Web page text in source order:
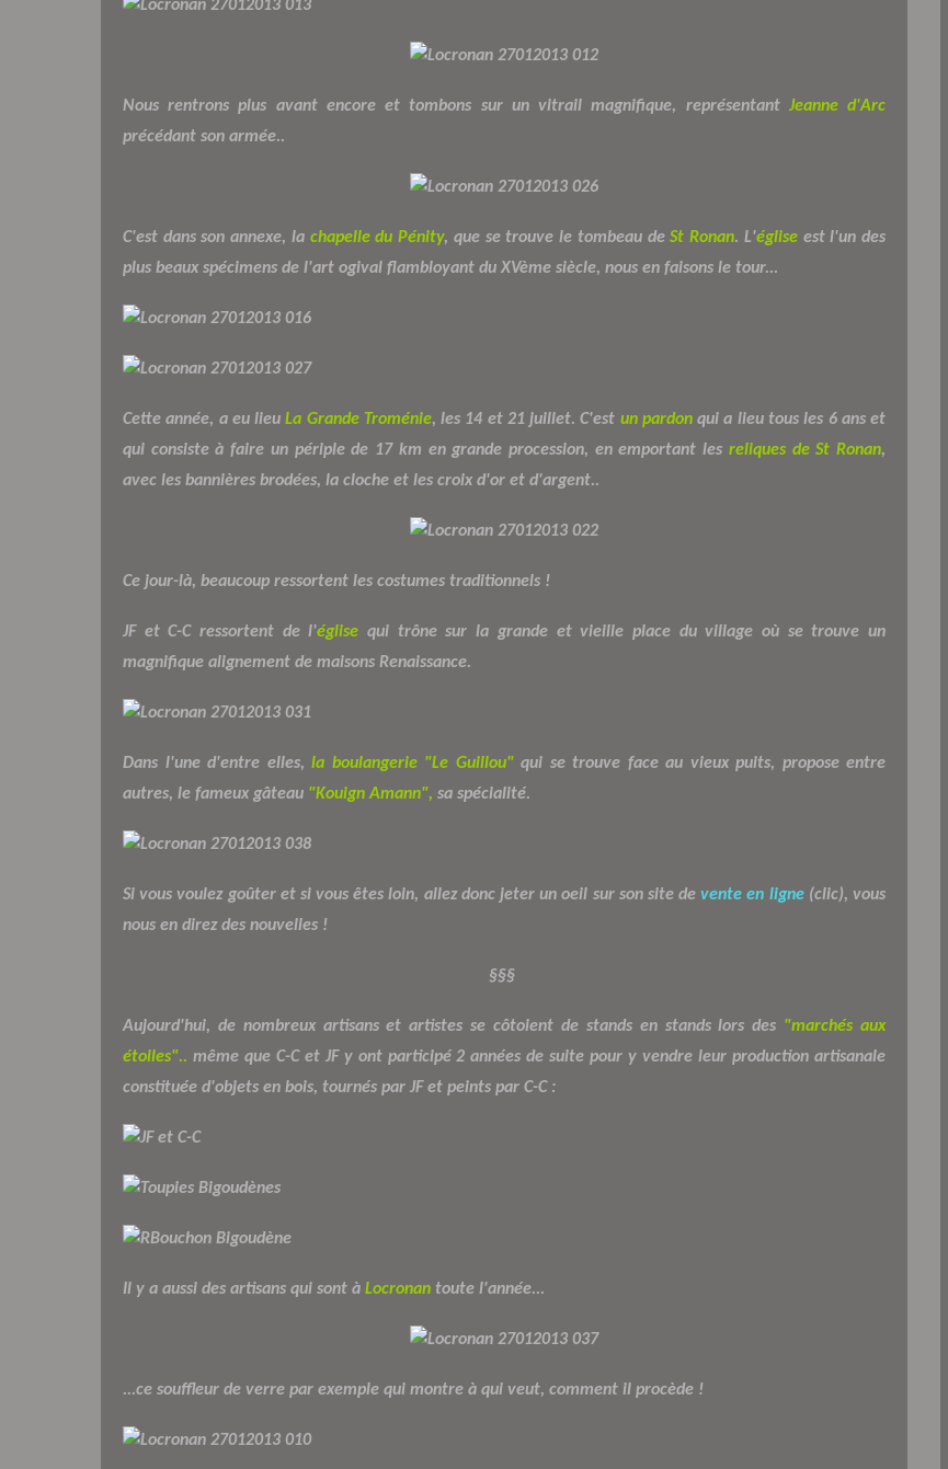
Nous rentrons plus avant encore et tombons sur un vitrail magnifique, représentant Jeanne d'Arc
précédant son armée..
C'est dans son annexe, la chapelle du Pénity, que se trouve le tombeau deSt Ronan. L'égliseest l'un des
plus beaux spécimens de l'art ogival flambloyant du XVème siècle, nous en faisons le tour...
Cette année, a eu lieuLa Grande Troménie, les 14 et 21 juillet. C'est un pardonqui a lieu tous les 6 ans et
qui consiste à faire un périple de 17 km en grande procession, en emportant les reliques de St Ronan,
avec les bannières brodées, la cloche et les croix d'or et d'argent..
Ce jour-là, beaucoup ressortent les costumes traditionnels !
JF et C-C ressortent de l'église qui trône sur la grande et vieille place du village où se trouve un
magnifique alignement de maisons Renaissance.
Dans l'une d'entre elles, la boulangerie "Le Guillou"qui se trouve face au vieux puits, propose entre
autres, le fameux gâteau "Kouign Amann", sa spécialité.
Si vous voulez goûter et si vous êtes loin, allez donc jeter un oeil sur son site devente en ligne(clic), vous
nous en direz des nouvelles !
§§§
Aujourd'hui, de nombreux artisans et artistes se côtoient de stands en stands lors des "marchés aux
étoiles".. même que C-C et JF y ont participé 2 années de suite pour y vendre leur production artisanale
constituée d'objets en bois, tournés par JF et peints par C-C :
Il y a aussi des artisans qui sont à Locronan toute l'année...
...ce souffleur de verre par exemple qui montre à qui veut, comment il procède !